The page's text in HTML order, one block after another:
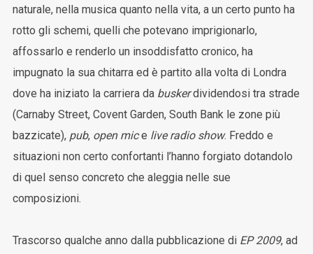
naturale, nella musica quanto nella vita, a un certo punto ha
rotto gli schemi, quelli che potevano imprigionarlo,
affossarlo e renderlo un insoddisfatto cronico, ha
impugnato la sua chitarra ed è partito alla volta di Londra
dove ha iniziato la carriera da buskerdividendosi tra strade
(Carnaby Street, Covent Garden, South Bank le zone più
bazzicate), pub, open mice live radio show. Freddo e
situazioni non certo confortanti l’hanno forgiato dotandolo
di quel senso concreto che aleggia nelle sue
composizioni.
Trascorso qualche anno dalla pubblicazione di EP 2009, ad